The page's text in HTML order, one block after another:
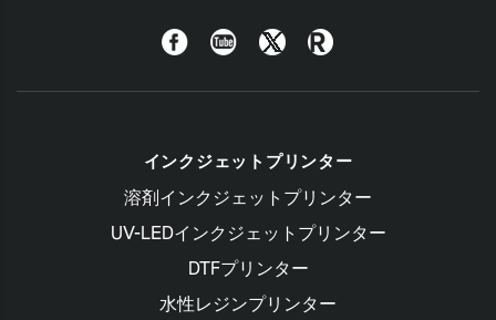
FacebookYouTubeTwitterRoland
インクジェットプリンター
溶剤インクジェットプリンター
UV-LEDインクジェットプリンター
DTFプリンター
水性レジンプリンター